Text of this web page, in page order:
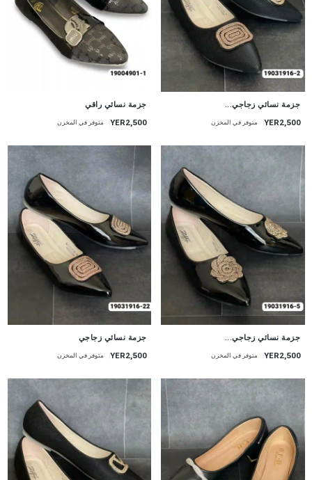
جزمة نسائي زجاجي...
YER2,500 متوفر في المخزن
جزمة نسائي راقي
YER2,500 متوفر في المخزن
جزمة نسائي زجاجي...
YER2,500 متوفر في المخزن
جزمة نسائي زجاجي
YER2,500 متوفر في المخزن